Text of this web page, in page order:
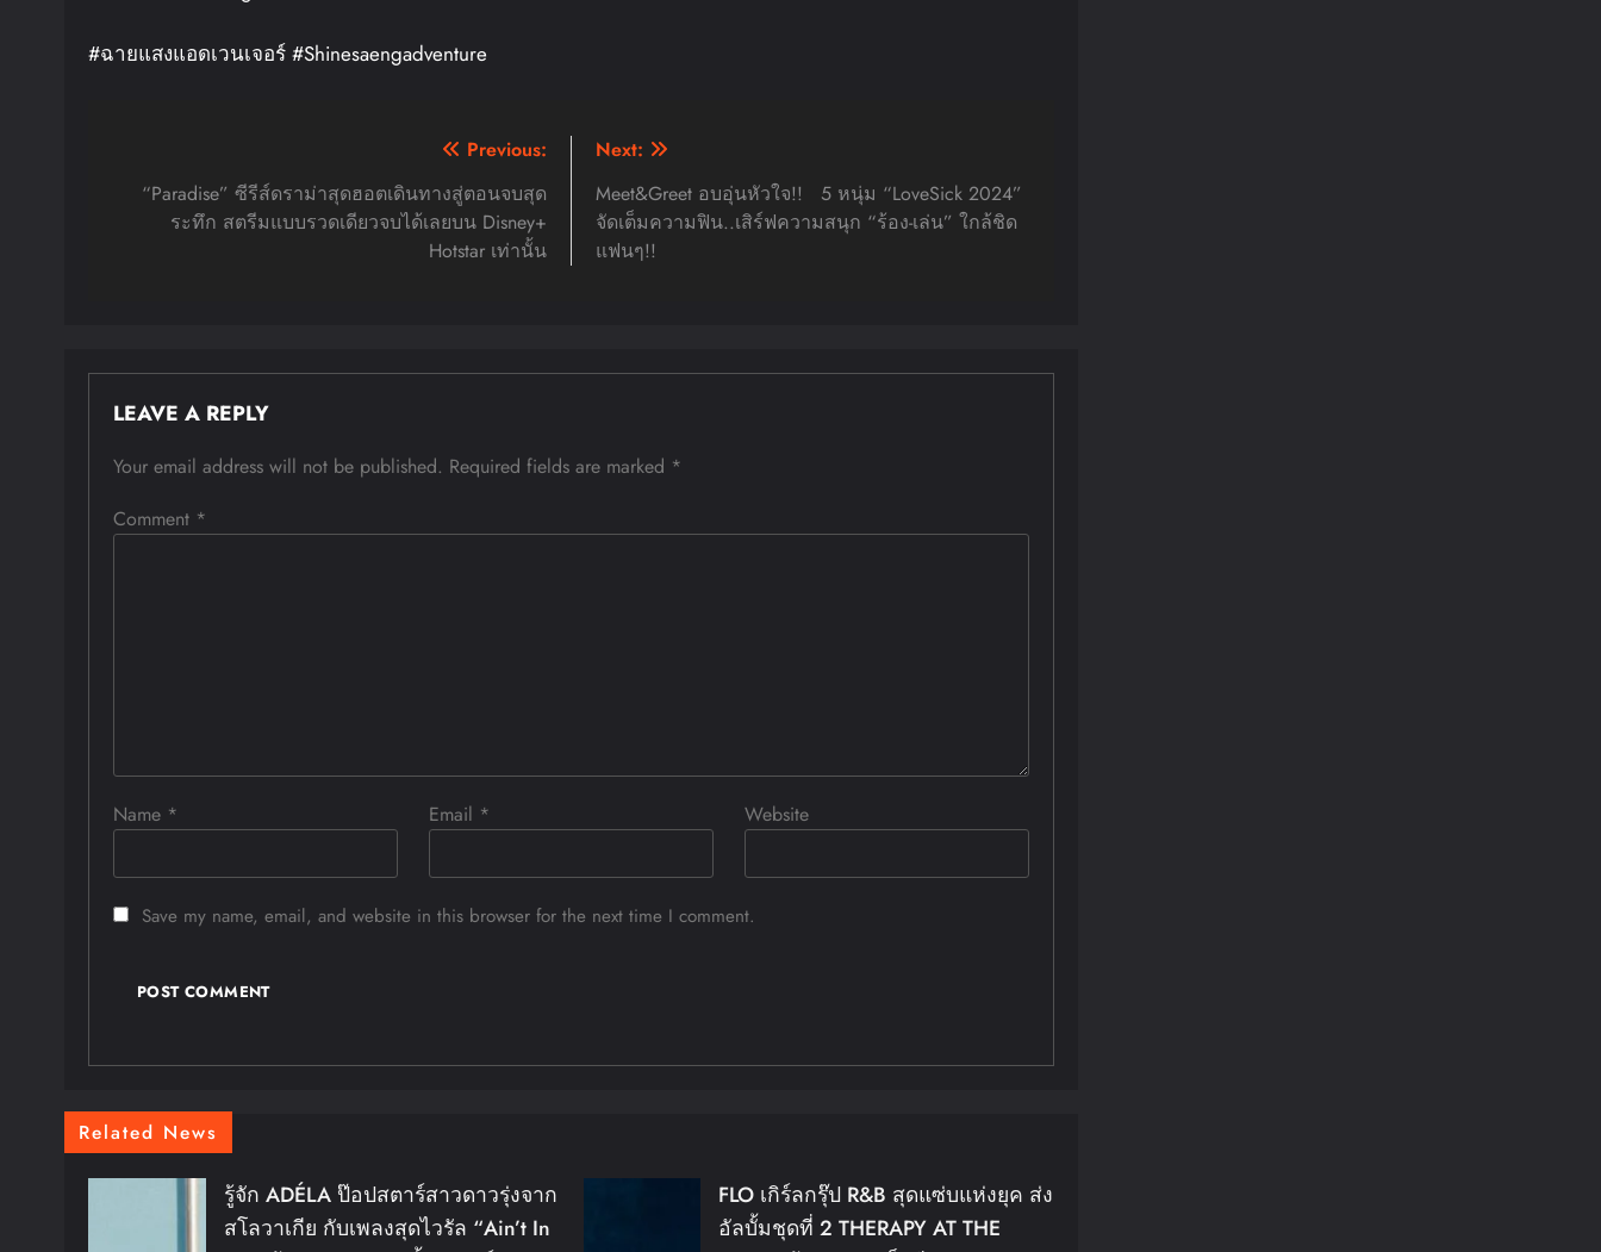
#ฉายแสงแอดเวนเจอร์ #Shinesaengadventure
navigation
Previous:
“Paradise” ซีรีส์ดราม่าสุดฮอตเดินทางสู่ตอนจบสุด
ระทึก สตรีมแบบรวดเดียวจบได้เลยบน Disney+
Hotstar เท่านั้น
Next:
Meet&Greet อบอุ่นหัวใจ!! 5 หนุ่ม “LoveSick 2024”
จัดเต็มความฟิน..เสิร์ฟความสนุก “ร้อง-เล่น” ใกล้ชิด
แฟนๆ!!
LEAVE A REPLY
Your email address will not be published. Required fields are marked *
Comment *
Name * Email * Website
Save my name, email, and website in this browser for the next time I comment.
Related News
รู้จัก ADÉLA ป๊อปสตาร์สาวดาวรุ่งจาก
สโลวาเกีย กับเพลงสุดไวรัล “Ain’t In
FLO เกิร์ลกรุ๊ป R&B สุดแซ่บแห่งยุค ส่ง
อัลบั้มชุดที่ 2 THERAPY AT THE